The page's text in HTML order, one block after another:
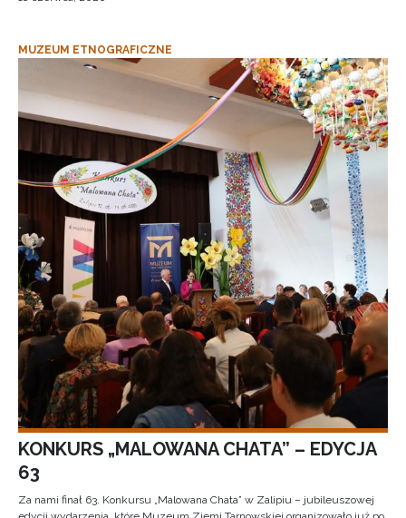
MUZEUM ETNOGRAFICZNE
KONKURS „MALOWANA CHATA” – EDYCJA
63
Za nami finał 63. Konkursu „Malowana Chata” w Zalipiu – jubileuszowej